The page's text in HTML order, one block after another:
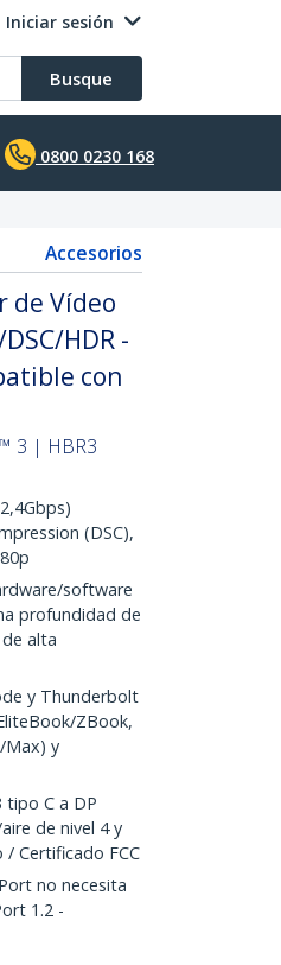
Iniciar sesión
Busque
0800 0230 168
Accesorios
de Vídeo
HDR -
con
3 | HBR3
(DSC),
software
profundidad de
alta
y Thunderbolt
ZBook,
Max) y
tipo C a DP
de nivel 4 y
Certificado FCC
no necesita
1.2 -